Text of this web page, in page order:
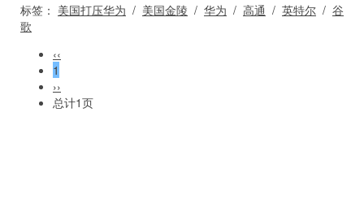
标签： 美国打压华为 / 美国金陵 / 华为 / 高通 / 英特尔 / 谷
歌
‹‹
1
››
总计1页